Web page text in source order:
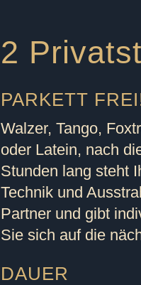
2
PARKETT
Walzer, Tango,
oder Latein, nach
Stunden lang steht
Technik und
Partner und gibt
Sie sich auf die
DAUER